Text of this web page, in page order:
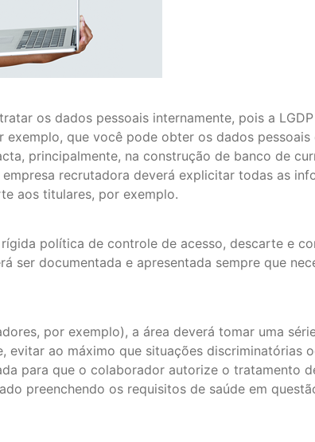
os dados pessoais internamente, pois a
que você pode obter os dados pessoais
principalmente, na construção de banco de
recrutadora deverá explicitar todas as
aos titulares, por exemplo.
política de controle de acesso, descarte e
ser documentada e apresentada sempre que
por exemplo), a área deverá tomar uma
evitar ao máximo que situações discriminatórias
para que o colaborador autorize o tratamento
preenchendo os requisitos de saúde em